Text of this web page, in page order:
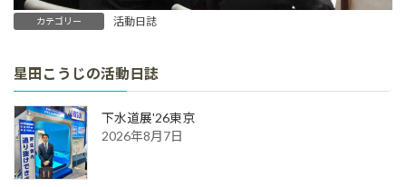
カテゴリー 活動日誌
星田こうじの活動日誌
下水道展'26東京
2026年8月7日